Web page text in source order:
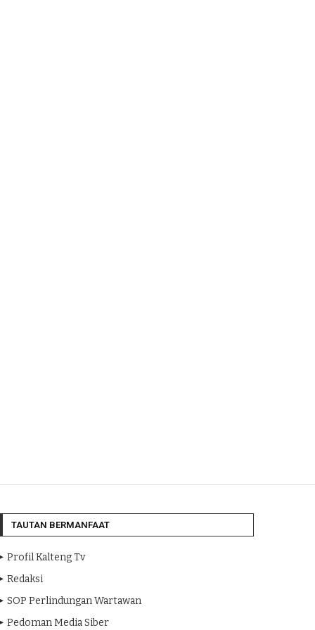
TAUTAN BERMANFAAT
Profil Kalteng Tv
Redaksi
SOP Perlindungan Wartawan
Pedoman Media Siber